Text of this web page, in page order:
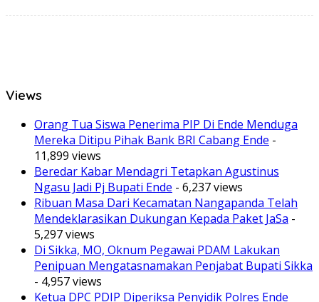
Views
Orang Tua Siswa Penerima PIP Di Ende Menduga
Mereka Ditipu Pihak Bank BRI Cabang Ende -
11,899 views
Beredar Kabar Mendagri Tetapkan Agustinus
Ngasu Jadi Pj Bupati Ende - 6,237 views
Ribuan Masa Dari Kecamatan Nangapanda Telah
Mendeklarasikan Dukungan Kepada Paket JaSa -
5,297 views
Di Sikka, MO, Oknum Pegawai PDAM Lakukan
Penipuan Mengatasnamakan Penjabat Bupati Sikka
- 4,957 views
Ketua DPC PDIP Diperiksa Penyidik Polres Ende